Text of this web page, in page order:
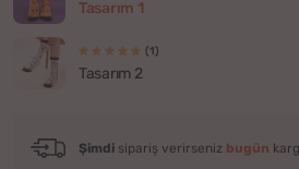
Tasarım 1
(1)
Tasarım 2
Şimdi sipariş verirseniz bugün